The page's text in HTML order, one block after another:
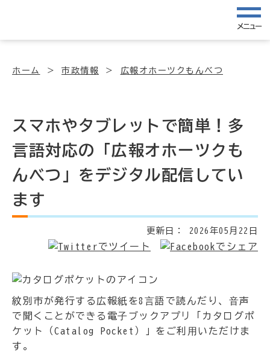
メニュー
ホーム 市政情報 広報オホーツクもんべつ
スマホやタブレットで簡単！多
言語対応の「広報オホーツクも
んべつ」をデジタル配信してい
ます
更新日： 2026年05月22日
紋別市が発行する広報紙を8⾔語で読んだり、⾳声
で聞くことができる電⼦ブックアプリ「カタログポ
ケット（Catalog Pocket）」をご利⽤いただけま
す。